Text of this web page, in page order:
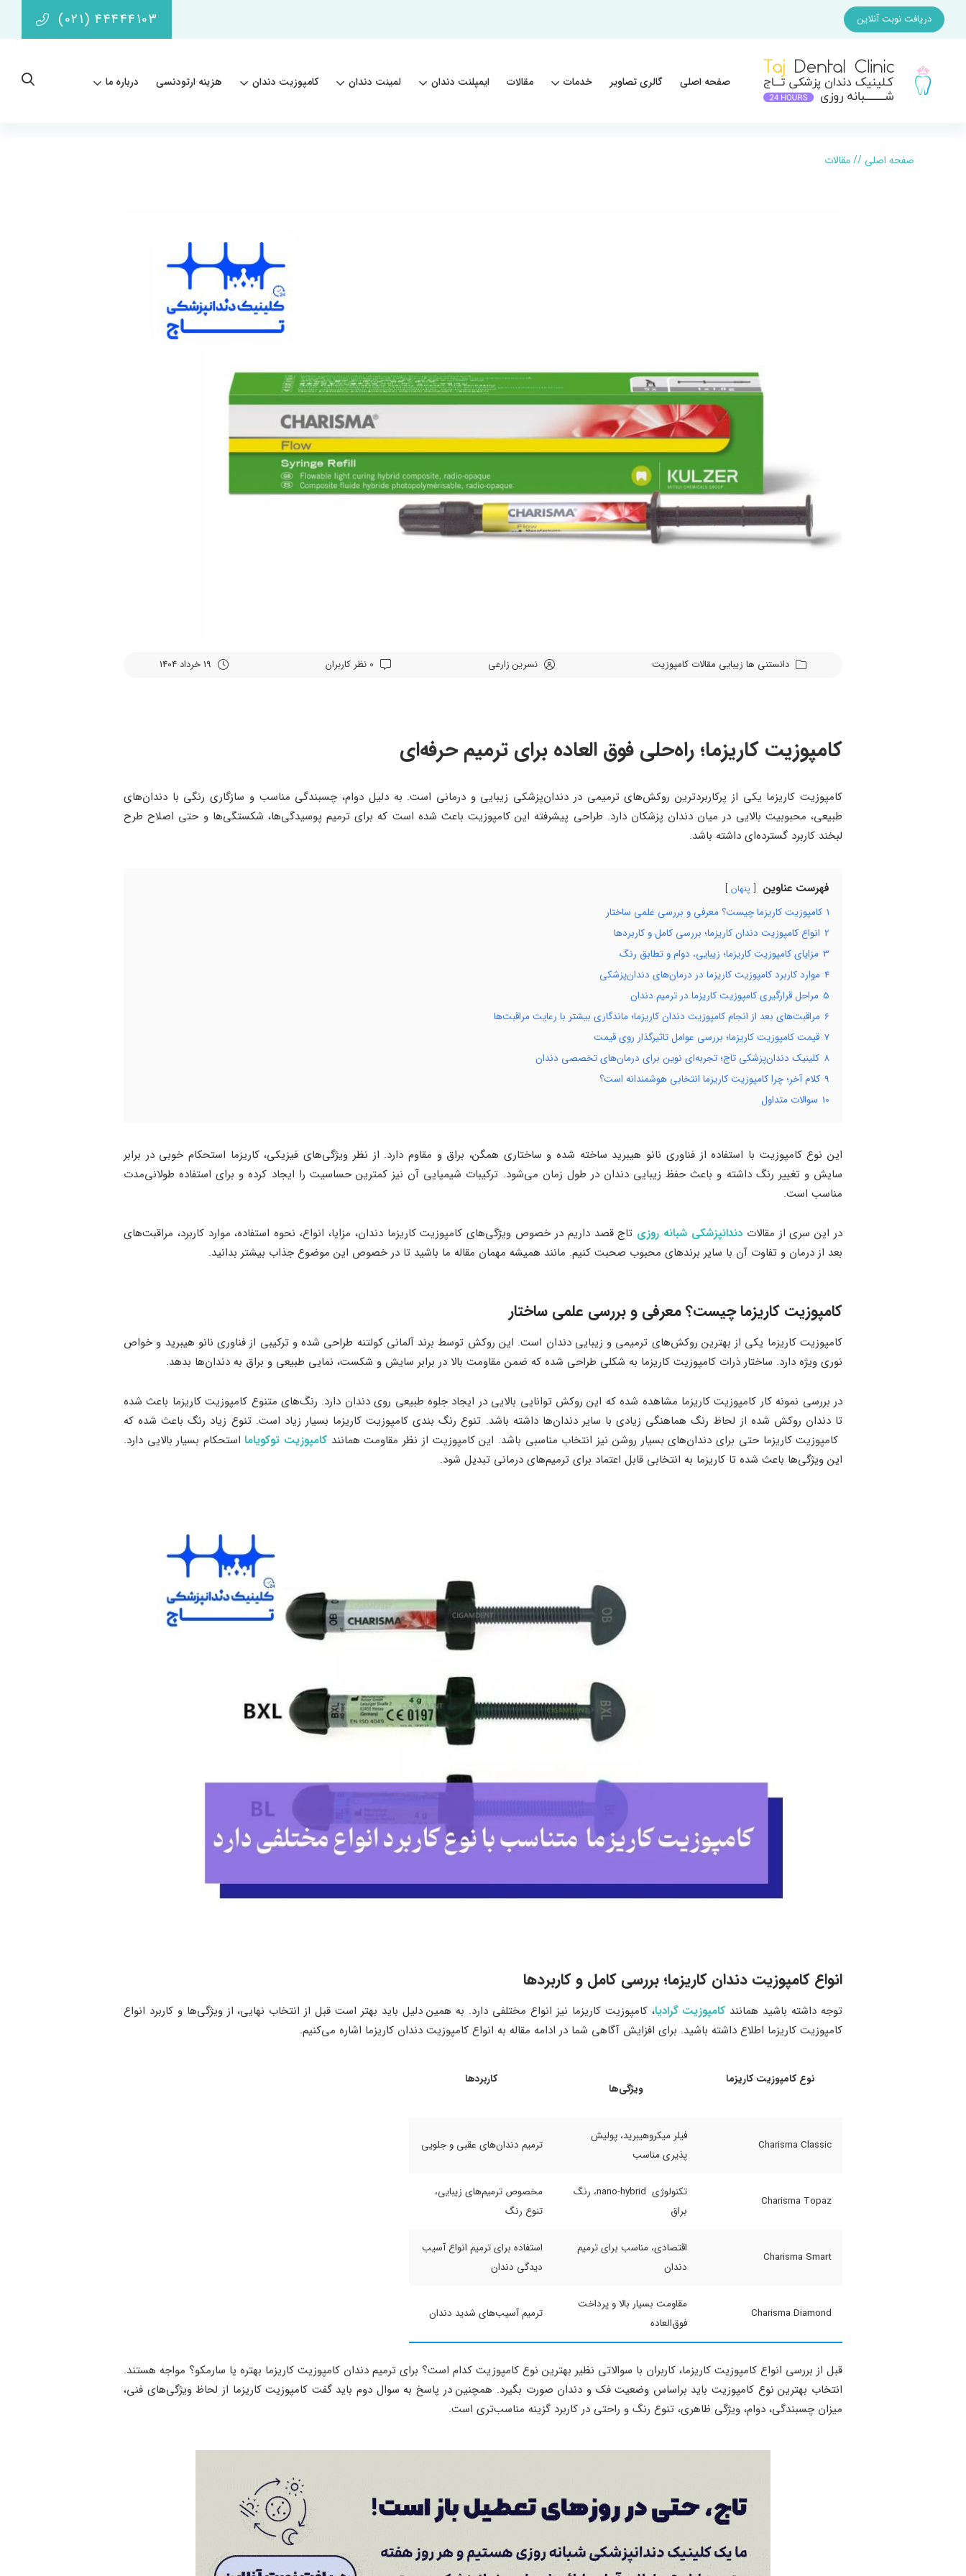
دریافت نوبت آنلاین (021) 44444103
صفحه اصلی گالری تصاویر خدمات مقالات ایمپلنت دندان لمینت دندان کامپوزیت دندان هزینه ارتودنسی درباره ما
صفحه اصلی //مقالات
دانستنی ها زیبایی مقالات کامپوزیت نسرین زارعی
کامپوزیت کاریزما؛ راه‌حلی فوق العاده برای ترمیم حرفه‌ای
کامپوزیت کاریزما یکی از پرکاربردترین روکش‌های ترمیمی در دندان‌پزشکی زیبایی و درمانی است. به دلیل دوام، چسبندگی مناسب و سازگاری رنگی با دندان‌های
طبیعی، محبوبیت بالایی در میان دندان‌ پزشکان دارد. طراحی پیشرفته این کامپوزیت باعث شده است که برای ترمیم پوسیدگی‌ها، شکستگی‌ها و حتی اصلاح طرح
لبخند کاربرد گسترده‌ای داشته باشد.
فهرست عناوین پنهان
1 کامپوزیت کاریزما چیست؟ معرفی و بررسی علمی ساختار
2 انواع کامپوزیت دندان کاریزما؛ بررسی کامل و کاربردها
3 مزایای کامپوزیت کاریزما؛ زیبایی، دوام و تطابق رنگ
4 موارد کاربرد کامپوزیت کاریزما در درمان‌های دندان‌پزشکی
5 مراحل قرارگیری کامپوزیت کاریزما در ترمیم دندان
6 مراقبت‌های بعد از انجام کامپوزیت دندان کاریزما؛ ماندگاری بیشتر با رعایت مراقبت‌ها
7 قیمت کامپوزیت کاریزما؛ بررسی عوامل تاثیرگذار روی قیمت
8 کلینیک دندان‌پزشکی تاج؛ تجربه‌ای نوین برای درمان‌های تخصصی دندان
9 کلام آخر؛ چرا کامپوزیت کاریزما انتخابی هوشمندانه است؟
10 سوالات متداول
این نوع کامپوزیت با استفاده از فناوری نانو هیبرید ساخته شده و ساختاری همگن، براق و مقاوم دارد. از نظر ویژگی‌های فیزیکی، کاریزما استحکام خوبی در برابر
سایش و تغییر رنگ داشته و باعث حفظ زیبایی دندان در طول زمان می‌شود. ترکیبات شیمیایی آن نیز کمترین حساسیت را ایجاد کرده و برای استفاده طولانی‌مدت
مناسب است.
در این سری از مقالاتدندانپزشکی شبانه روزی تاج قصد داریم در خصوص ویژگی‌های کامپوزیت کاریزما دندان، مزایا، انواع، نحوه استفاده، موارد کاربرد، مراقبت‌های
بعد از درمان و تفاوت آن با سایر برندهای محبوب صحبت کنیم. مانند همیشه مهمان مقاله ما باشید تا در خصوص این موضوع جذاب بیشتر بدانید.
کامپوزیت کاریزما چیست؟ معرفی و بررسی علمی ساختار
کامپوزیت کاریزما یکی از بهترین روکش‌های ترمیمی و زیبایی دندان است. این روکش توسط برند آلمانی کولتنه طراحی شده و ترکیبی از فناوری نانو هیبرید و خواص
نوری ویژه دارد. ساختار ذرات کامپوزیت کاریزما به شکلی طراحی شده که ضمن مقاومت بالا در برابر سایش و شکست، نمایی طبیعی و براق به دندان‌ها بدهد.
در بررسی نمونه کار کامپوزیت کاریزما مشاهده شده که این روکش توانایی بالایی در ایجاد جلوه طبیعی روی دندان دارد. رنگ‌های متنوع کامپوزیت کاریزما باعث شده
تا دندان روکش شده از لحاظ رنگ هماهنگی زیادی با سایر دندان‌ها داشته باشد. تنوع رنگ ‌بندی کامپوزیت کاریزما بسیار زیاد است. تنوع زیاد رنگ باعث شده که
کامپوزیت کاریزما حتی برای دندان‌های بسیار روشن نیز انتخاب‌ مناسبی باشد. این کامپوزیت از نظر مقاومت همانندکامپوزیت توکویامااستحکام بسیار بالایی دارد.
این ویژگی‌ها باعث شده تا کاریزما به انتخابی قابل اعتماد برای ترمیم‌های درمانی تبدیل شود.
انواع کامپوزیت دندان کاریزما؛ بررسی کامل و کاربردها
توجه داشته باشید همانند کامپوزیت گرادیا، کامپوزیت کاریزما نیز انواع مختلفی دارد. به همین دلیل باید بهتر است قبل از انتخاب نهایی، از ویژگی‌ها و کاربرد انواع
کامپوزیت کاریزما اطلاع داشته باشید. برای افزایش آگاهی شما در ادامه مقاله به انواع کامپوزیت دندان کاریزما اشاره می‌کنیم.
نوع کامپوزیت کاریزما
ویژگی‌ها
کاربردها
Charisma Classic
فیلر میکروهیبرید، پولیش
‌پذیری مناسب
ترمیم دندان‌های عقبی و جلویی
Charisma Topaz
تکنولوژی nano-hybrid، رنگ
براق
مخصوص ترمیم‌های زیبایی،
تنوع رنگ
Charisma Smart
اقتصادی، مناسب برای ترمیم‌
دندان
استفاده برای ترمیم انواع آسیب
دیدگی دندان
Charisma Diamond
مقاومت بسیار بالا و پرداخت
فوق‌العاده
ترمیم آسیب‌های شدید دندان
قبل از بررسی انواع کامپوزیت کاریزما، کاربران با سوالاتی نظیر بهترین نوع کامپوزیت کدام است؟ برای ترمیم دندان کامپوزیت کاریزما بهتره یا سارمکو؟ مواجه هستند.
انتخاب بهترین نوع کامپوزیت باید براساس وضعیت فک و دندان صورت بگیرد. همچنین در پاسخ به سوال دوم باید گفت کامپوزیت کاریزما از لحاظ ویژگی‌های فنی،
میزان چسبندگی، دوام، ویژگی ظاهری، تنوع رنگ و راحتی در کاربرد گزینه مناسب‌تری است.